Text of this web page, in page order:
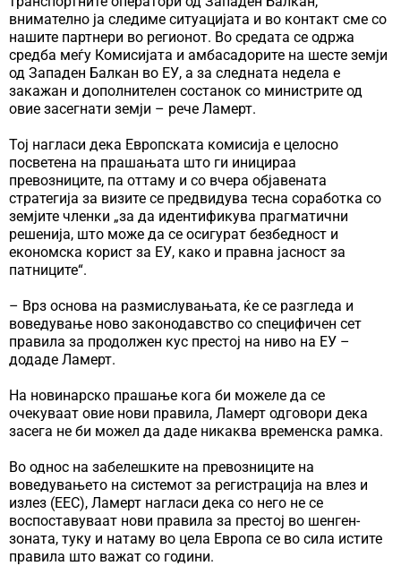
внимателно ја следиме ситуацијата и во контакт сме со
нашите партнери во регионот. Во средата се одржа
средба меѓу Комисијата и амбасадорите на шесте земји
од Западен Балкан во ЕУ, а за следната недела е
закажан и дополнителен состанок со министрите од
овие засегнати земји – рече Ламерт.
Тој нагласи дека Европската комисија е целосно
посветена на прашањата што ги иницираа
превозниците, па оттаму и со вчера објавената
стратегија за визите се предвидува тесна соработка со
земјите членки „за да идентификува прагматични
решенија, што може да се осигурат безбедност и
економска корист за ЕУ, како и правна јасност за
патниците“.
– Врз основа на размислувањата, ќе се разгледа и
воведување ново законодавство со специфичен сет
правила за продолжен кус престој на ниво на ЕУ –
додаде Ламерт.
На новинарско прашање кога би можеле да се
очекуваат овие нови правила, Ламерт одговори дека
засега не би можел да даде никаква временска рамка.
Во однос на забелешките на превозниците на
воведувањето на системот за регистрација на влез и
излез (ЕЕС), Ламерт нагласи дека со него не се
воспоставуваат нови правила за престој во шенген-
зоната, туку и натаму во цела Европа се во сила истите
правила што важат со години.